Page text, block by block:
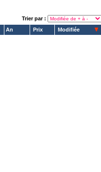
Trier par :
An Prix Modifiée